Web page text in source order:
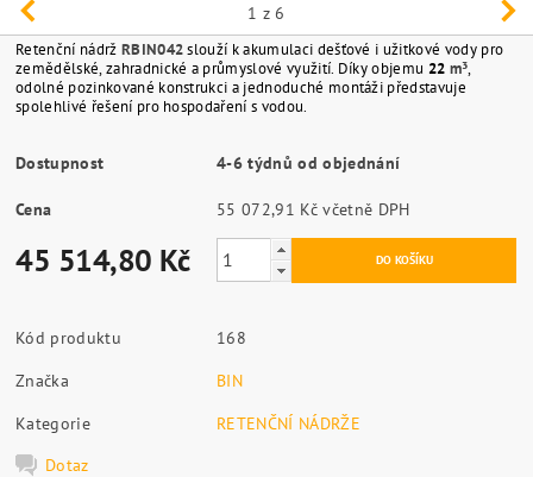
1 z 6
Retenční nádrž RBIN042slouží k akumulaci dešťové i užitkové vody pro
zemědělské, zahradnické a průmyslové využití. Díky objemu 22 m³,
odolné pozinkované konstrukci a jednoduché montáži představuje
spolehlivé řešení pro hospodaření s vodou.
Dostupnost 4-6 týdnů od objednání
Cena 55 072,91 Kč včetně DPH
45 514,80 Kč
Kód produktu
168
Značka
BIN
Kategorie
RETENČNÍ NÁDRŽE
Dotaz